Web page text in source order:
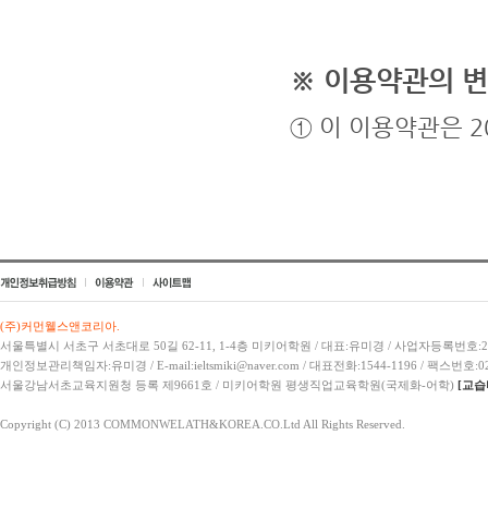
※ 이용약관의
① 이 이용약관은
(주)커먼웰스앤코리아.
서울특별시 서초구 서초대로 50길 62-11, 1-4층 미키어학원 / 대표:유미경 / 사업자등록번
개인정보관리책임자:유미경 / E-mail:ieltsmiki@naver.com / 대표전화:1544-1196 / 팩스번호
서울강남서초교육지원청 등록 제9661호 / 미키어학원 평생직업교육학원(국제화-어학) [교습
Copyright (C) 2013 COMMONWELATH&KOREA.CO.Ltd All Rights Reserved.